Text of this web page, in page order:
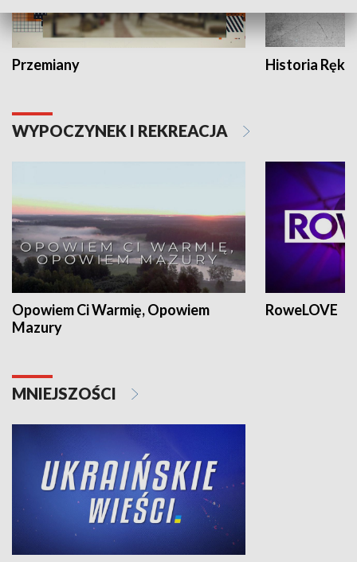
Przemiany Historia Ręką
WYPOCZYNEK I REKREACJA
Opowiem Ci Warmię, Opowiem
Mazury
RoweLOVE
MNIEJSZOŚCI